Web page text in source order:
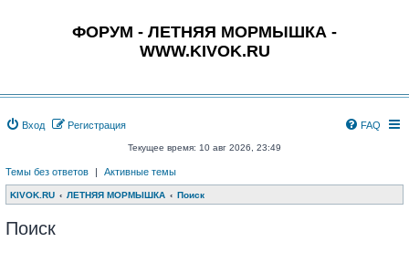
ФОРУМ - ЛЕТНЯЯ МОРМЫШКА -
WWW.KIVOK.RU
Вход Регистрация FAQ
Текущее время: 10 авг 2026, 23:49
Темы без ответов | Активные темы
KIVOK.RU ЛЕТНЯЯ МОРМЫШКА Поиск
Поиск